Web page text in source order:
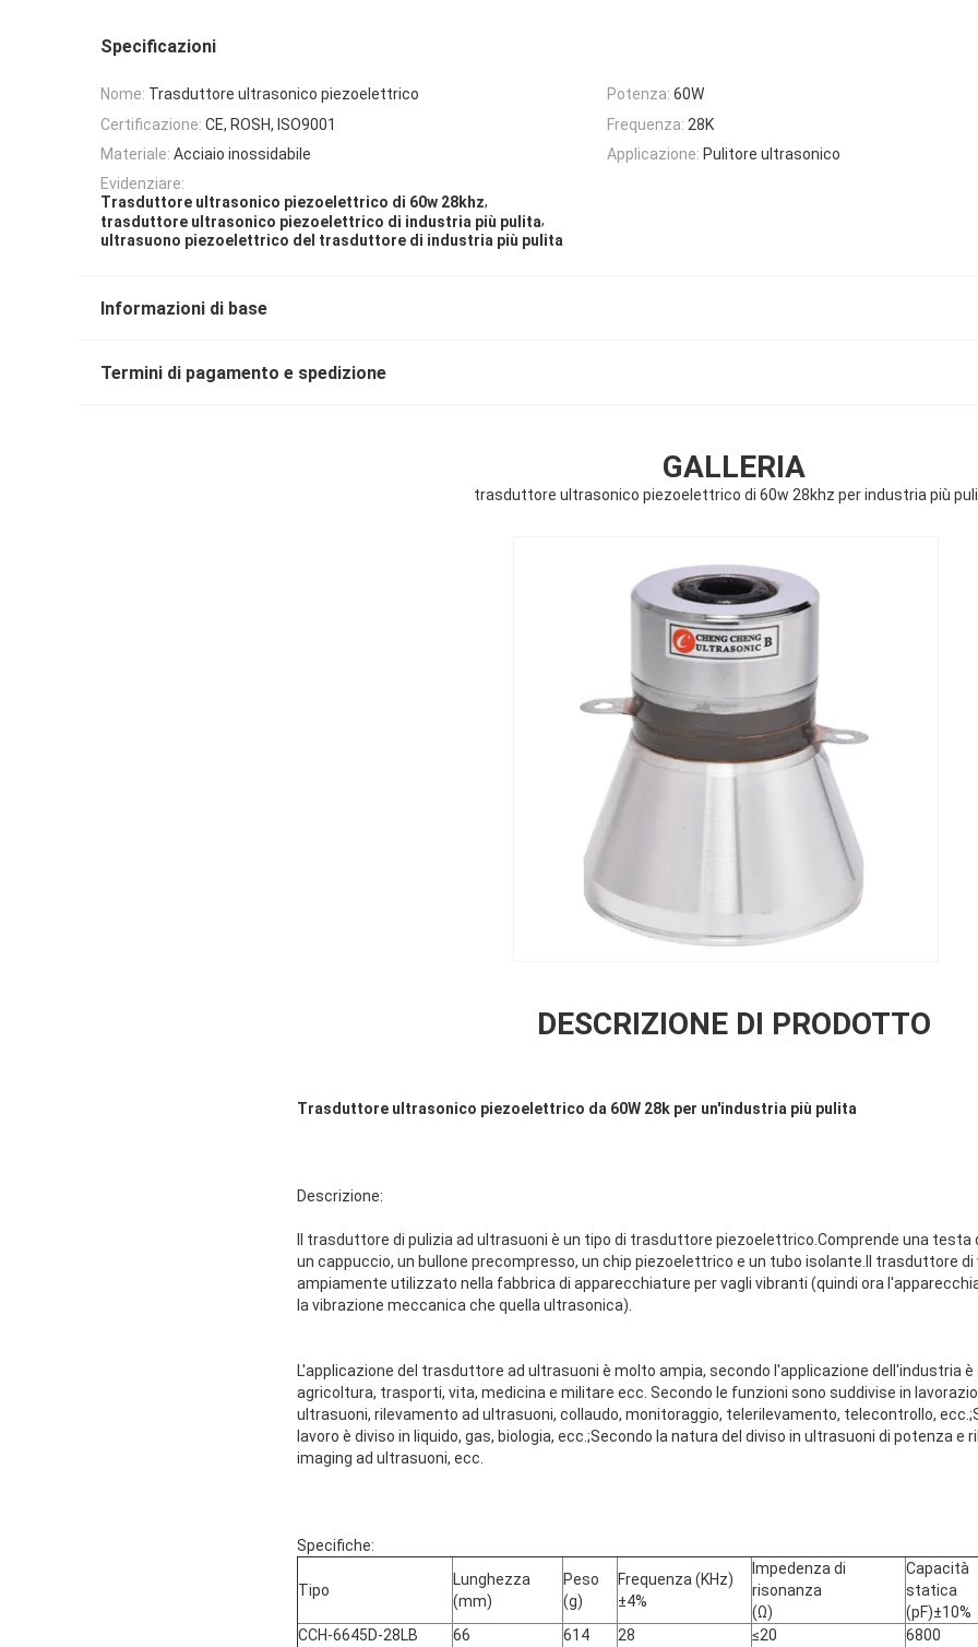
Specificazioni
Nome: Trasduttore ultrasonico piezoelettrico Potenza: 60W
Certificazione: CE, ROSH, ISO9001 Frequenza: 28K
Materiale: Acciaio inossidabile Applicazione: Pulitore ultrasonico
Evidenziare:
Trasduttore ultrasonico piezoelettrico di 60w 28khz,
trasduttore ultrasonico piezoelettrico di industria più pulita,
ultrasuono piezoelettrico del trasduttore di industria più pulita
Informazioni di base
Termini di pagamento e spedizione
GALLERIA
trasduttore ultrasonico piezoelettrico di 60w 28khz per industria più
DESCRIZIONE DI PRODOTTO
Trasduttore ultrasonico piezoelettrico da 60W 28k per un'industria più pulita
Descrizione:
Il trasduttore di pulizia ad ultrasuoni è un tipo di trasduttore piezoelettrico.Comprende una testa
un cappuccio, un bullone precompresso, un chip piezoelettrico e un tubo isolante.Il trasduttore
ampiamente utilizzato nella fabbrica di apparecchiature per vagli vibranti (quindi ora
la vibrazione meccanica che quella ultrasonica).
L'applicazione del trasduttore ad ultrasuoni è molto ampia, secondo l'applicazione dell'industria
agricoltura, trasporti, vita, medicina e militare ecc. Secondo le funzioni sono suddivise in
ultrasuoni, rilevamento ad ultrasuoni, collaudo, monitoraggio, telerilevamento, telecontrollo,
lavoro è diviso in liquido, gas, biologia, ecc.;Secondo la natura del diviso in ultrasuoni di potenza e
imaging ad ultrasuoni, ecc.
Specifiche:
Tipo
Lunghezza
(mm)
Peso
(g)
Frequenza (KHz)
±4%
Impedenza di
risonanza
(Ω)
Capacità
statica
(pF)±10%
CCH-6645D-28LB
66 614 28 ≤20 6800